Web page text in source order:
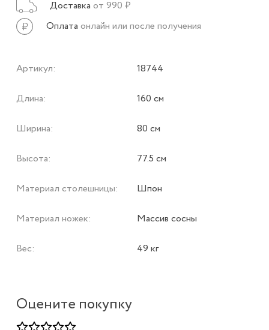
Оцените покупку
Доставка от 990 ₽
Оплата онлайн или после получения
Артикул: 18744
Длина: 160 см
Ширина: 80 см
Высота: 77.5 см
Материал столешницы: Шпон
Материал ножек: Массив сосны
Вес: 49 кг